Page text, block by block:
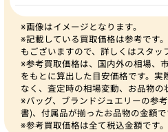
※画像はイメージとなります。
※記載している買取価格は参考です
もございますので、詳しくはスタッ
※参考買取価格は、国内外の相場、
をもとに算出した目安価格です。
なく、査定時の相場変動、お品物の
※バッグ、ブランドジュエリーの参
書)、付属品が揃ったお品物の金額で
※参考買取価格は全て税込金額です。